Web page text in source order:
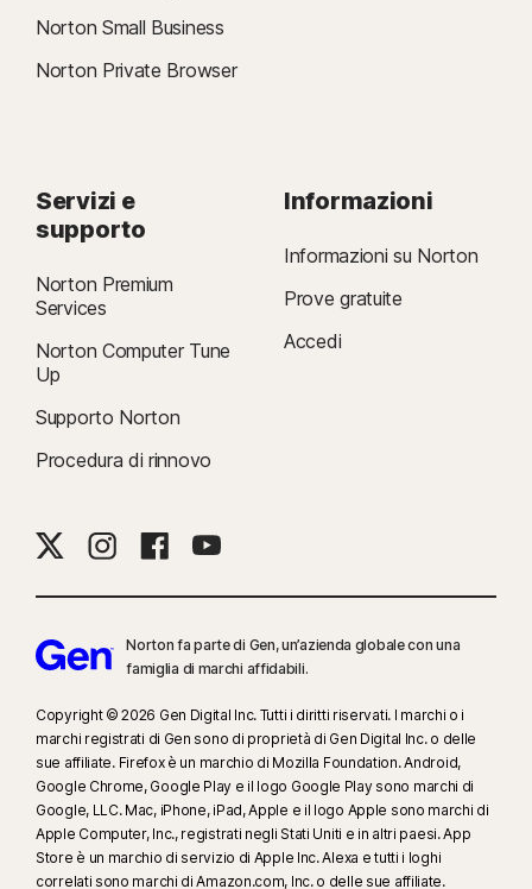
Norton Small Business
Norton Private Browser
Servizi e
supporto
Norton Premium
Services
Norton Computer Tune
Up
Supporto Norton
Procedura di rinnovo
Informazioni
Informazioni su Norton
Prove gratuite
Accedi
Norton fa parte di Gen, un’azienda globale con una
famiglia di marchi affidabili.
Copyright © 2026 Gen Digital Inc. Tutti i diritti riservati. I marchi o i
marchi registrati di Gen sono di proprietà di Gen Digital Inc. o delle
sue affiliate. Firefox è un marchio di Mozilla Foundation. Android,
Google Chrome, Google Play e il logo Google Play sono marchi di
Google, LLC. Mac, iPhone, iPad, Apple e il logo Apple sono marchi di
Apple Computer, Inc., registrati negli Stati Uniti e in altri paesi. App
Store è un marchio di servizio di Apple Inc. Alexa e tutti i loghi
correlati sono marchi di Amazon.com, Inc. o delle sue affiliate.